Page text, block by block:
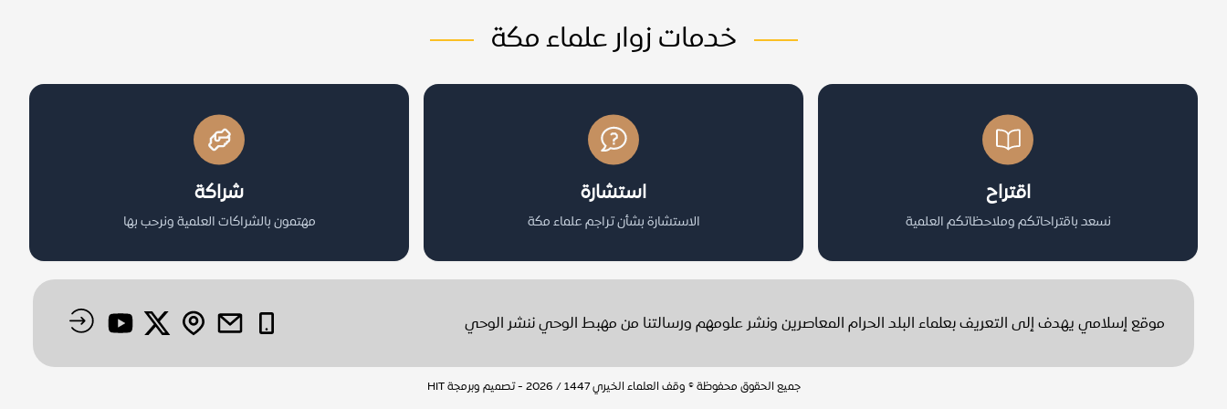
خدمات زوار علماء مكة
اقتراح
نسعد باقتراحاتكم وملاحظاتكم العلمية
استشارة
الاستشارة بشأن تراجم علماء مكة
شراكة
مهتمون بالشراكات العلمية ونرحب بها
موقع إسلامي يهدف إلى التعريف بعلماء البلد الحرام المعاصرين ونشر علومهم ورسالتنا من مهبط الوحي ننشر الوحي
جميع الحقوق محفوظة © وقف العلماء الخيري 1447 / 2026 - تصميم وبرمجة HIT